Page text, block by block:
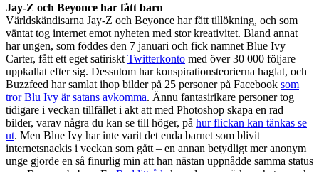
Jay-Z och Beyonce har fått barn
Världskändisarna Jay-Z och Beyonce har fått tillökning, och som
väntat tog internet emot nyheten med stor kreativitet. Bland annat
har ungen, som föddes den 7 januari och fick namnet Blue Ivy
Carter, fått ett eget satiriskt Twitterkonto med över 30 000 följare
uppkallat efter sig. Dessutom har konspirationsteorierna haglat, och
Buzzfeed har samlat ihop bilder på 25 personer på Facebook som
tror Blu Ivy är satans avkomma. Ännu fantasirikare personer tog
tidigare i veckan tillfället i akt att med Photoshop skapa en rad
bilder, varav några du kan se till höger, på hur flickan kan tänkas se
ut. Men Blue Ivy har inte varit det enda barnet som blivit
internetsnackis i veckan som gått – en annan betydligt mer anonym
unge gjorde en så finurlig min att han nästan uppnådde samma status